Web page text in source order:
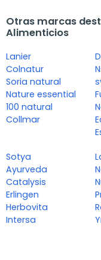
Otras marcas
Alimenticios
Lanier
Colnatur
Soria natural
Nature essential
100 natural
Collmar
Sotya
Ayurveda
Catalysis
Erlingen
Herbovita
Intersa